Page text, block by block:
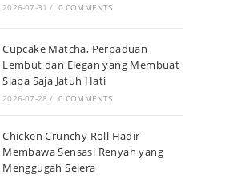
2026-07-31 / 0 COMMENTS
Cupcake Matcha, Perpaduan
Lembut dan Elegan yang Membuat
Siapa Saja Jatuh Hati
2026-07-28 / 0 COMMENTS
Chicken Crunchy Roll Hadir
Membawa Sensasi Renyah yang
Menggugah Selera